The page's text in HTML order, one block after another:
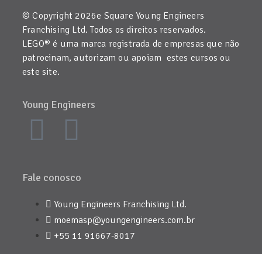
© Copyright 2026e Square Young Engineers
Franchising Ltd. Todos os direitos reservados.
LEGO® é uma marca registrada de empresas que não
patrocinam, autorizam ou apoiam estes cursos ou
este site.
Young Engineers
Fale conosco
Young Engineers Franchising Ltd.
moemasp@youngengineers.com.br
+55 11 91667-8017